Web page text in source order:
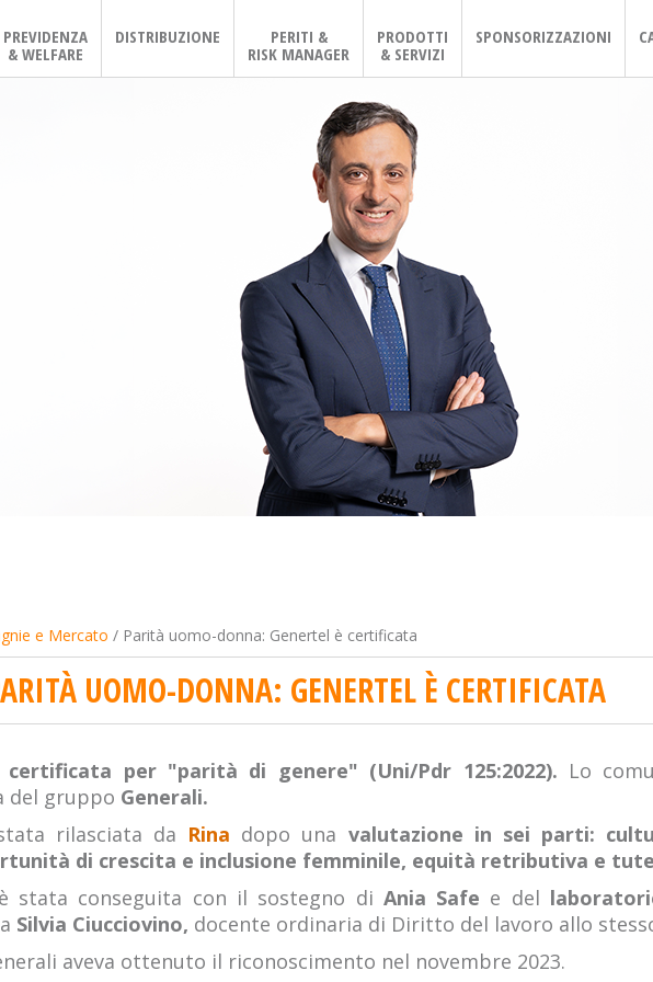
PREVIDENZA
& WELFARE
DISTRIBUZIONE
PERITI &
RISK MANAGER
PRODOTTI
& SERVIZI
SPONSORIZZAZIONI
e Mercato / Parità uomo-donna: Genertel è certificata
UOMO-DONNA: GENERTEL È CERTIFICATA
certificata per "parità di genere" (Uni/Pdr 125:2022). Lo
del gruppo Generali.
rilasciata da Rina dopo una valutazione in sei parti:
di crescita e inclusione femminile, equità retributiva e
stata conseguita con il sostegno di Ania Safe e del
Silvia Ciucciovino, docente ordinaria di Diritto del lavoro allo
aveva ottenuto il riconoscimento nel novembre 2023.